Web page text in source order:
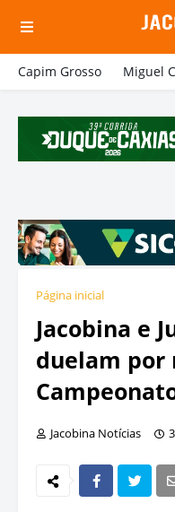
Capim Grosso Miguel
Página inicial
Jacobina e
duelam por
Jacobina Notícias